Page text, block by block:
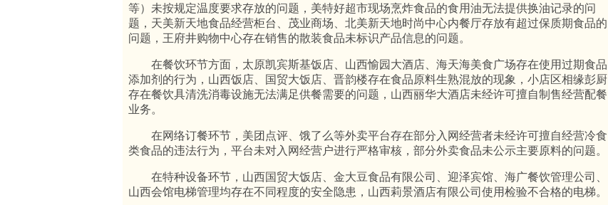
等）未按规定温度要求存放的问题，美特好超市现场烹炸食品的食用油无法提供换油记录的问
题，天美新天地食品经营柜台、茂业商场、北美新天地时尚中心内餐厅存放有超过保质期食品的
问题，王府井购物中心存在销售的散装食品未标识产品信息的问题。
在餐饮环节方面，太原凯宾斯基饭店、山西愉园大酒店、海天海美食广场存在使用过期食品
添加剂的行为，山西饭店、国贸大饭店、晋韵楼存在食品原料生熟混放的现象，小店区相缘彭厨
存在餐饮具清洗消毒设施无法满足供餐需要的问题，山西丽华大酒店未经许可擅自制售经营配餐
业务。
在网络订餐环节，美团点评、饿了么等外卖平台存在部分入网经营者未经许可擅自经营冷食
类食品的违法行为，平台未对入网经营户进行严格审核，部分外卖食品未公示主要原料的问题。
在特种设备环节，山西国贸大饭店、金大豆食品有限公司、迎泽宾馆、海广餐饮管理公司、
山西会馆电梯管理均存在不同程度的安全隐患，山西莉景酒店有限公司使用检验不合格的电梯。